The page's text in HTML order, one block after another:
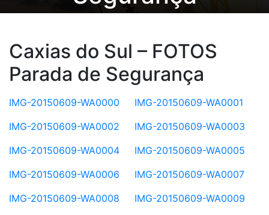
Caxias do Sul – FOTOS
Parada de Segurança
IMG-20150609-WA0000
IMG-20150609-WA0001
IMG-20150609-WA0002
IMG-20150609-WA0003
IMG-20150609-WA0004
IMG-20150609-WA0005
IMG-20150609-WA0006
IMG-20150609-WA0007
IMG-20150609-WA0008
IMG-20150609-WA0009